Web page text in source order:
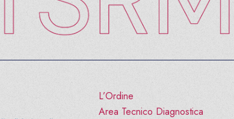
L’Ordine
Area Tecnico Diagnostica